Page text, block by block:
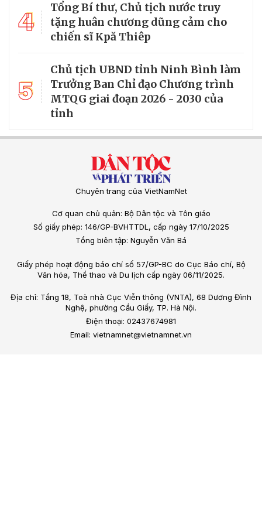
4
Tổng Bí thư, Chủ tịch nước truy
tặng huân chương dũng cảm cho
chiến sĩ Kpă Thiêp
5
Chủ tịch UBND tỉnh Ninh Bình làm
Trưởng Ban Chỉ đạo Chương trình
MTQG giai đoạn 2026 - 2030 của
tỉnh
Chuyên trang của VietNamNet
Cơ quan chủ quản: Bộ Dân tộc và Tôn giáo
Số giấy phép: 146/GP-BVHTTDL, cấp ngày 17/10/2025
Tổng biên tập: Nguyễn Văn Bá
Giấy phép hoạt động báo chí số 57/GP-BC do Cục Báo chí, Bộ
Văn hóa, Thể thao và Du lịch cấp ngày 06/11/2025.
Địa chỉ: Tầng 18, Toà nhà Cục Viễn thông (VNTA), 68 Dương Đình
Nghệ, phường Cầu Giấy, TP. Hà Nội.
Điện thoại: 02437674981
Email: vietnamnet@vietnamnet.vn